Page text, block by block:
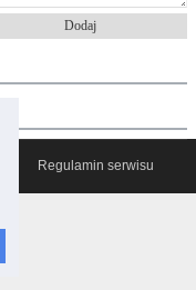
Regulamin serwisu